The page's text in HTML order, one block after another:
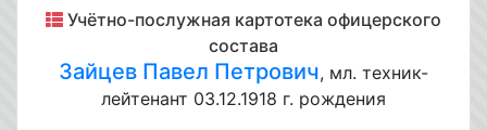
Учётно-послужная картотека офицерского
состава
Зайцев Павел Петрович, мл. техник-
лейтенант 03.12.1918 г. рождения